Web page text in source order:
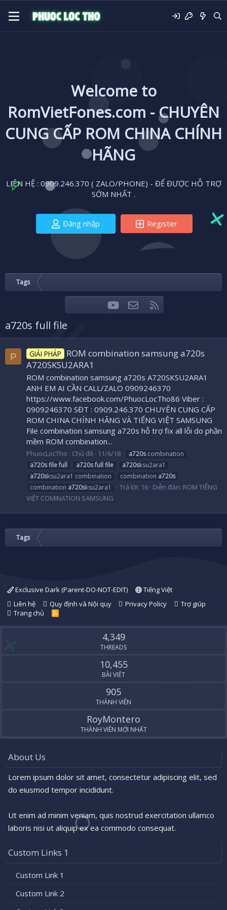
Welcome to
RomVietFones.com - CHUYÊN
CUNG CẤP ROM CHINA CHÍNH
HÃNG
LIÊN HỆ : 0909.246.370 ( ZALO/PHONE) - ĐỂ ĐƯỢC HỖ TRỢ
SỚM NHẤT .
Đăng nhập Register
Tags
FacebookTwitteryoutubeLiên hệ
a720s full file
P GIẢI PHÁP
ROM combination samsung a720s
A720SKSU2ARA1
ROM combination samsung a720s A720SKSU2ARA1
ANH EM AI CẦN CALL/ZALO 0909246370
https://www.facebook.com/PhuocLocTho86 Viber :
0909246370 SĐT : 0909.246.370 CHUYÊN CUNG CẤP
ROM CHINA CHÍNH HÃNG VÀ TIẾNG VIỆT SAMSUNG
File combination samsung a720s hỗ trợ fix all lỗi do phần
mềm ROM combination...
PhuocLocTho Chủ đề 11/6/18 a720scombination
a720sfilefull a720sfullfile a720sksu2ara1
a720sksu2ara1 combination combination a720s
combination a720sksu2ara1 Trả lời: 16 Diễn đàn: ROM TIẾNG
VIỆT COMINATION SAMSUNG
Tags
Exclusive Dark (Parent-DO-NOT-EDIT)
Tiếng Việt
Liên hệ
Quy định và Nội quy Privacy Policy
Trợ giúp
Trang chủ
R
S
4,349
THREADS
10,455
BÀI VIẾT
905
THÀNH VIÊN
RoyMontero
THÀNH VIÊN MỚI NHẤT
About Us
Lorem ipsum dolor sit amet, consectetur adipiscing elit, sed
do eiusmod tempor incididunt.
Ut enim ad minim veniam, quis nostrud exercitation ullamco
laboris nisi ut aliquip ex ea commodo consequat.
Custom Links 1
Custom Link 1
Custom Link 2